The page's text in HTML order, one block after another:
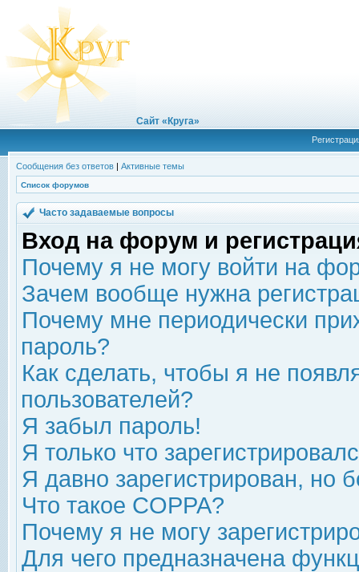
Сайт «Круга»
Сообщения без ответов | Активные темы
Список форумов
Часто задаваемые вопросы
Вход на форум и
Почему я не могу войти на
Зачем вообще нужна
Почему мне периодически
пароль?
Как сделать, чтобы я не
пользователей?
Я забыл пароль!
Я только что
Я давно зарегистрирован, но
Что такое COPPA?
Почему я не могу
Для чего предназначена